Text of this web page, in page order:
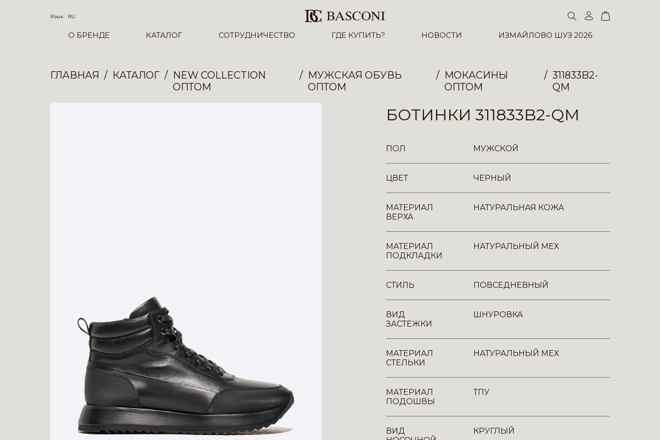
Язык: RU
О БРЕНДЕ КАТАЛОГ СОТРУДНИЧЕСТВО ГДЕ КУПИТЬ? НОВОСТИ ИЗМАЙЛОВО ШУЗ 2026
ГЛАВНАЯ КАТАЛОГ
NEW COLLECTION
ОПТОМ
МУЖСКАЯ ОБУВЬ
ОПТОМ
МОКАСИНЫ
ОПТОМ
311833B2-
QM
БОТИНКИ 311833B2-QM
ПОЛ МУЖСКОЙ
ЦВЕТ ЧЕРНЫЙ
МАТЕРИАЛ
ВЕРХА
НАТУРАЛЬНАЯ КОЖА
МАТЕРИАЛ
ПОДКЛАДКИ
НАТУРАЛЬНЫЙ МЕХ
СТИЛЬ ПОВСЕДНЕВНЫЙ
ВИД
ЗАСТЕЖКИ
ШНУРОВКА
МАТЕРИАЛ
СТЕЛЬКИ
НАТУРАЛЬНЫЙ МЕХ
МАТЕРИАЛ
ПОДОШВЫ
ТПУ
ВИД
КРУГЛЫЙ